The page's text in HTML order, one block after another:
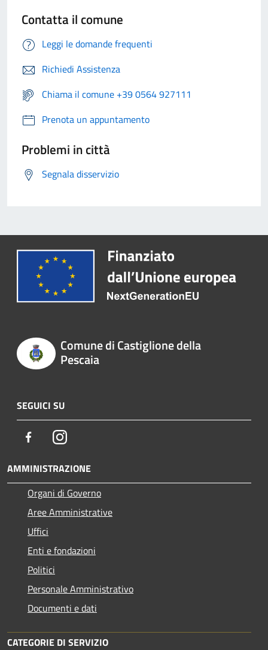
Contatta il comune
Leggi le domande frequenti
Richiedi Assistenza
Chiama il comune +39 0564 927111
Prenota un appuntamento
Problemi in città
Segnala disservizio
Comune di Castiglione della
Pescaia
SEGUICI SU
FacebookInstagram
AMMINISTRAZIONE
Organi di Governo
Aree Amministrative
Uffici
Enti e fondazioni
Politici
Personale Amministrativo
Documenti e dati
CATEGORIE DI SERVIZIO